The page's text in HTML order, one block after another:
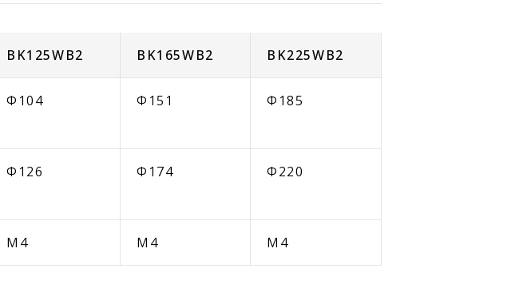
BK125WB2 BK165WB2 BK225WB2
Φ104 Φ151 Φ185
Φ126 Φ174 Φ220
M4 M4 M4